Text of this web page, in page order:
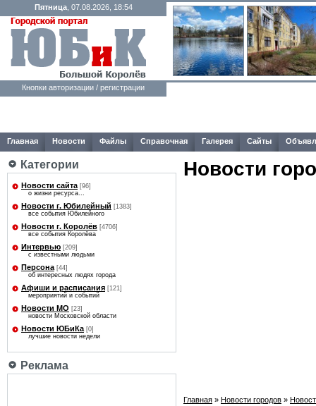
Пятница, 07.08.2026, 18:54
Кнопки авторизации / регистрации
Главная Новости Файлы Справочная Галерея Сайты
Категории
Новости сайта [96]
о жизни ресурса...
Новости г. Юбилейный [1383]
все события Юбилейного
Новости г. Королёв [4706]
все события Королёва
Интервью [209]
с известными людьми
Персона [44]
об интересных людях города
Афиши и расписания [121]
мероприятий и событий
Новости МО [23]
новости Московской области
Новости ЮБиКа [0]
лучшие новости недели
Реклама
Новости
Главная » Новости городов »